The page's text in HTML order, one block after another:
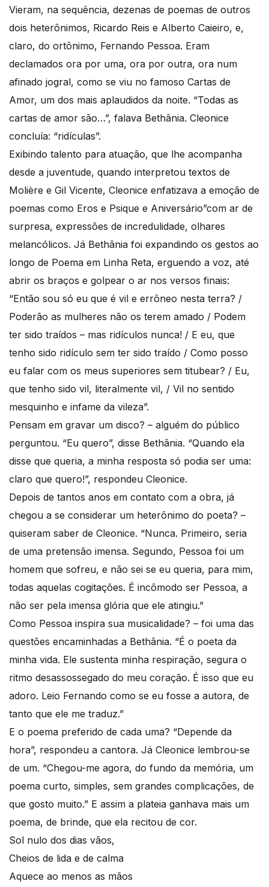
Vieram, na sequência, dezenas de poemas de outros
dois heterônimos, Ricardo Reis e Alberto Caieiro, e,
claro, do ortônimo, Fernando Pessoa. Eram
declamados ora por uma, ora por outra, ora num
afinado jogral, como se viu no famoso Cartas de
Amor, um dos mais aplaudidos da noite. “Todas as
cartas de amor são…”, falava Bethânia. Cleonice
concluía: “ridículas”.
Exibindo talento para atuação, que lhe acompanha
desde a juventude, quando interpretou textos de
Molière e Gil Vicente, Cleonice enfatizava a emoção de
poemas como Eros e Psique e Aniversário”com ar de
surpresa, expressões de incredulidade, olhares
melancólicos. Já Bethânia foi expandindo os gestos ao
longo de Poema em Linha Reta, erguendo a voz, até
abrir os braços e golpear o ar nos versos finais:
“Então sou só eu que é vil e errôneo nesta terra? /
Poderão as mulheres não os terem amado / Podem
ter sido traídos – mas ridículos nunca! / E eu, que
tenho sido ridículo sem ter sido traído / Como posso
eu falar com os meus superiores sem titubear? / Eu,
que tenho sido vil, literalmente vil, / Vil no sentido
mesquinho e infame da vileza”.
Pensam em gravar um disco? – alguém do público
perguntou. “Eu quero”, disse Bethânia. “Quando ela
disse que queria, a minha resposta só podia ser uma:
claro que quero!”, respondeu Cleonice.
Depois de tantos anos em contato com a obra, já
chegou a se considerar um heterônimo do poeta? –
quiseram saber de Cleonice. “Nunca. Primeiro, seria
de uma pretensão imensa. Segundo, Pessoa foi um
homem que sofreu, e não sei se eu queria, para mim,
todas aquelas cogitações. É incômodo ser Pessoa, a
não ser pela imensa glória que ele atingiu.”
Como Pessoa inspira sua musicalidade? – foi uma das
questões encaminhadas a Bethânia. “É o poeta da
minha vida. Ele sustenta minha respiração, segura o
ritmo desassossegado do meu coração. É isso que eu
adoro. Leio Fernando como se eu fosse a autora, de
tanto que ele me traduz.”
E o poema preferido de cada uma? “Depende da
hora”, respondeu a cantora. Já Cleonice lembrou-se
de um. “Chegou-me agora, do fundo da memória, um
poema curto, simples, sem grandes complicações, de
que gosto muito.” E assim a plateia ganhava mais um
poema, de brinde, que ela recitou de cor.
Sol nulo dos dias vãos,
Cheios de lida e de calma
Aquece ao menos as mãos